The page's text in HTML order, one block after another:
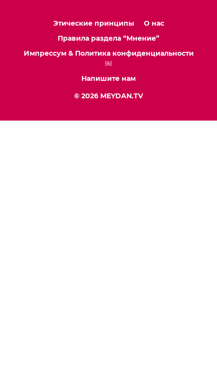
Этические принципы
О нас
Правила раздела “Мнение”
Импрессум & Политика конфиденциальности
￼
Напишите нам
© 2026 MEYDAN.TV